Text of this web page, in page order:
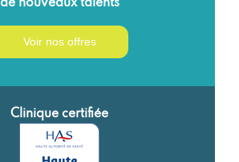
de nouveaux talents
Voir nos offres
Clinique certifiée